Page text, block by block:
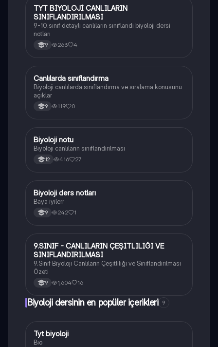
Biyoloji
TYT BİYOLOJİ CANLILARIN
SINIFLANDIRILMASI
9-10.sınıf detaylı canlıların sınıflandı biyoloji dersi
notları
9 263 4
Biyoloji
Canlılarda sınıflandırma
Biyoloji canlılarda sınıflandırma ve sıralama konusunu
açıklar
9 119 0
Biyoloji
Biyoloji notu
Biyoloji canlıların sınıflandırılması
12 416 27
Biyoloji
Biyoloji ders notları
Baya iyilerr
9 242 1
Biyoloji
9.SINIF - CANLILARIN ÇEŞİTLİLİĞİ VE
SINIFLANDIRILMASI
9.Sınıf Biyoloji Canlıların Çeşitliliği ve Sınıflandırılması
Özeti
9 1,604 16
Biyoloji dersinin en popüler içerikleri 9
Biyoloji
Tyt biyoloji
Bio